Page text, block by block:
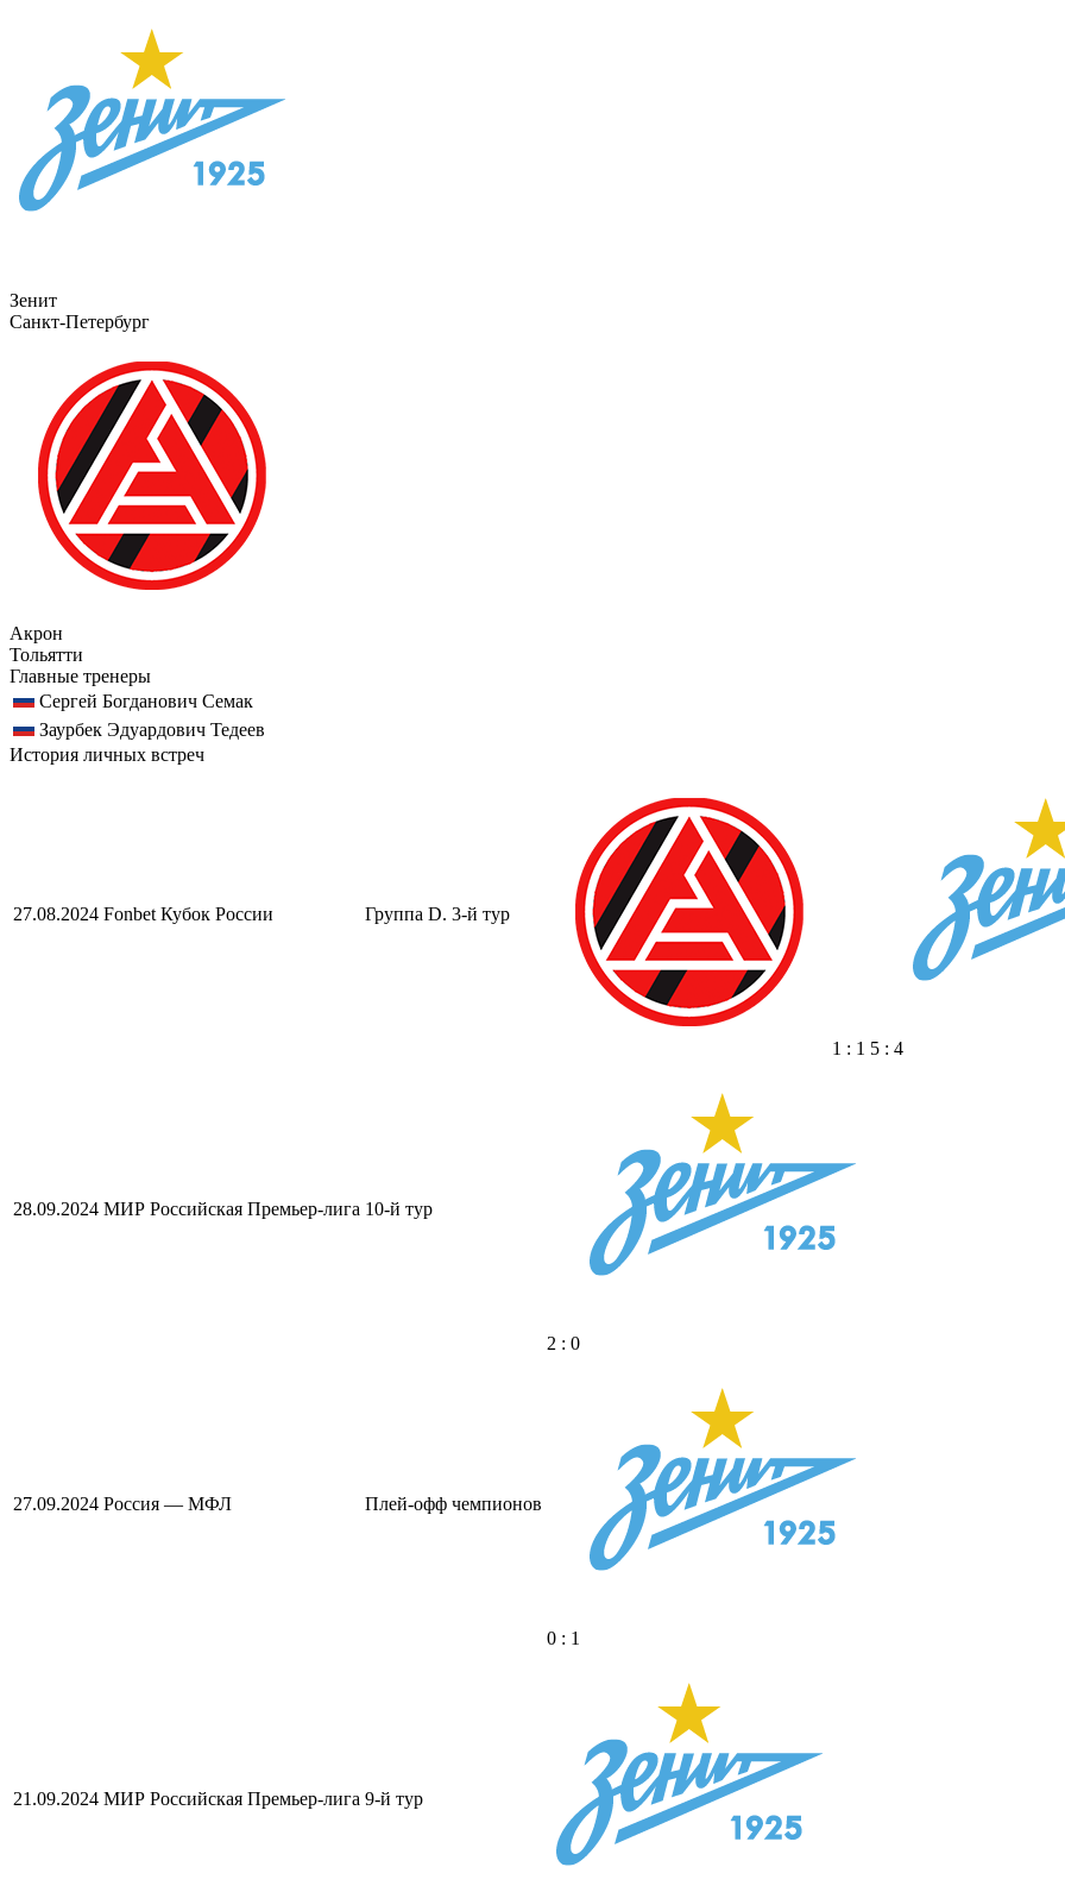
Зенит
Санкт-Петербург
Акрон
Тольятти
Главные тренеры
Сергей Богданович Семак
Заурбек Эдуардович Тедеев
История личных встреч
27.08.2024 Fonbet Кубок России Группа D. 3-й тур
1 : 1 5 : 4
28.09.2024 МИР Российская Премьер-лига 10-й тур
2 : 0
27.09.2024 Россия — МФЛ Плей-офф чемпионов
0 : 1
21.09.2024 МИР Российская Премьер-лига 9-й тур